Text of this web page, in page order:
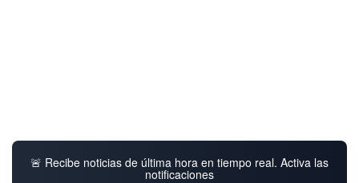
🚨 Recibe noticias de última hora en tiempo real. Activa las
notificaciones